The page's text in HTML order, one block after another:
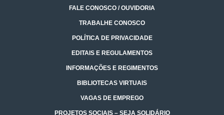
FALE CONOSCO / OUVIDORIA
TRABALHE CONOSCO
POLÍTICA DE PRIVACIDADE
EDITAIS E REGULAMENTOS
INFORMAÇÕES E REGIMENTOS
BIBLIOTECAS VIRTUAIS
VAGAS DE EMPREGO
PROJETOS SOCIAIS – SEJA SOLIDÁRIO